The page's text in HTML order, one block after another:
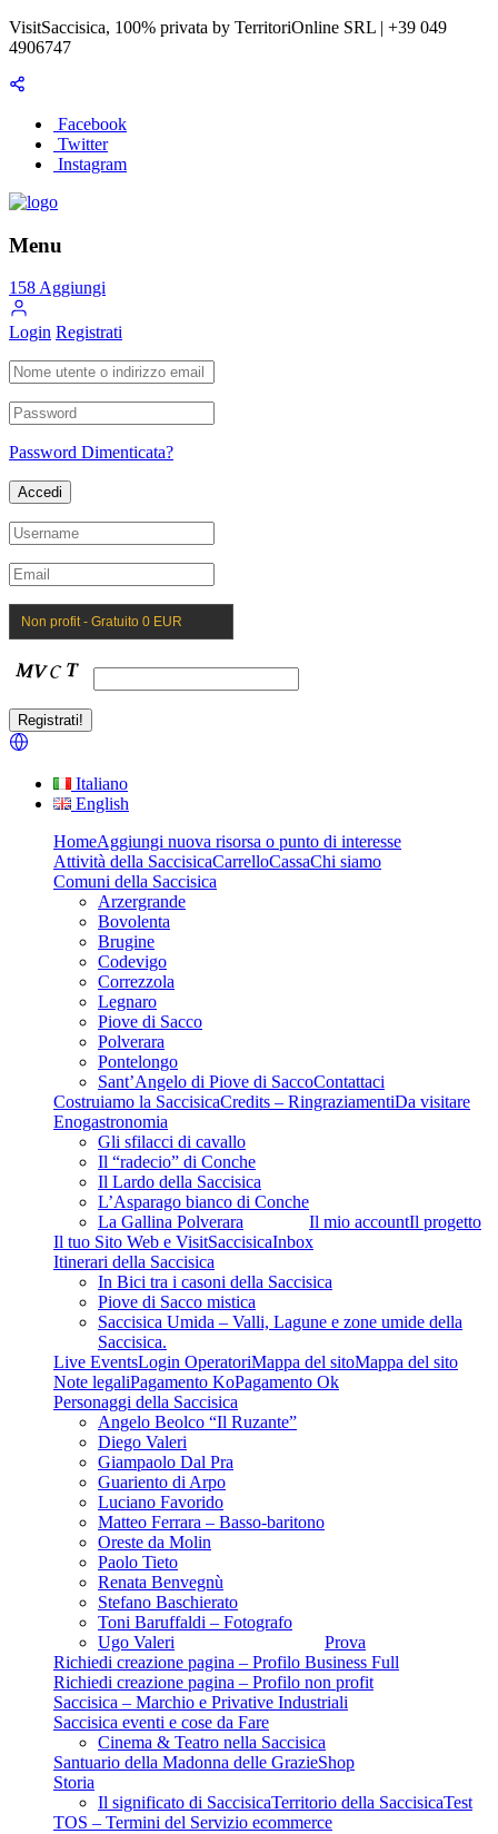
VisitSaccisica, 100% privata by TerritoriOnline SRL | +39 049
4906747
Facebook
Twitter
Instagram
Menu
158Aggiungi
Login Registrati
Password Dimenticata?
Non profit - Gratuito 0 EUR
Italiano
English
HomeAggiungi nuova risorsa o punto di interesse
Attività della SaccisicaCarrelloCassaChi siamo
Comuni della Saccisica
Arzergrande
Bovolenta
Brugine
Codevigo
Correzzola
Legnaro
Piove di Sacco
Polverara
Pontelongo
Sant’Angelo di Piove di SaccoContattaci
Costruiamo la SaccisicaCredits – RingraziamentiDa visitare
Enogastronomia
Gli sfilacci di cavallo
Il “radecio” di Conche
Il Lardo della Saccisica
L’Asparago bianco di Conche
La Gallina Polverara
Il mio accountIl progetto
Il tuo Sito Web e VisitSaccisicaInbox
Itinerari della Saccisica
In Bici tra i casoni della Saccisica
Piove di Sacco mistica
Saccisica Umida – Valli, Lagune e zone umide della
Saccisica.
Live EventsLogin OperatoriMappa del sitoMappa del sito
Note legaliPagamento KoPagamento Ok
Personaggi della Saccisica
Angelo Beolco “Il Ruzante”
Diego Valeri
Giampaolo Dal Pra
Guariento di Arpo
Luciano Favorido
Matteo Ferrara – Basso-baritono
Oreste da Molin
Paolo Tieto
Renata Benvegnù
Stefano Baschierato
Toni Baruffaldi – Fotografo
Ugo Valeri
Prova
Richiedi creazione pagina – Profilo Business Full
Richiedi creazione pagina – Profilo non profit
Saccisica – Marchio e Privative Industriali
Saccisica eventi e cose da Fare
Cinema & Teatro nella Saccisica
Santuario della Madonna delle GrazieShop
Storia
Il significato di SaccisicaTerritorio della SaccisicaTest
TOS – Termini del Servizio ecommerce